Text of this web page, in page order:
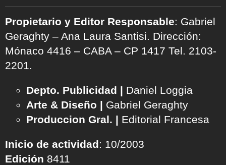
Propietario y Editor Responsable: Gabriel
Geraghty – Ana Laura Santisi. Dirección:
Mónaco 4416 – CABA – CP 1417 Tel. 2103-
2201.
Depto. Publicidad | Daniel Loggia
Arte & Diseño | Gabriel Geraghty
Produccion Gral. | Editorial Francesa
Inicio de actividad: 10/2003
Edición 8411